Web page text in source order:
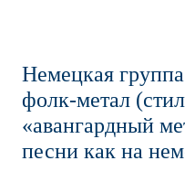
Немецкая
фолк-метал
«авангардный
песни как на